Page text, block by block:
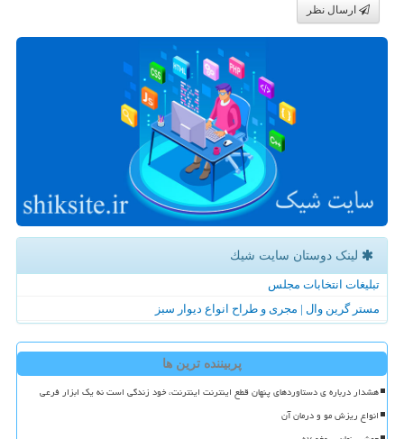
ارسال نظر
لینک دوستان سایت شیك
تبلیغات انتخابات مجلس
مستر گرین وال | مجری و طراح انواع دیوار سبز
پربیننده ترین ها
هشدار درباره ی دستاوردهای پنهان قطع اینترنت اینترنت، خود زندگی است نه یک ابزار فرعی
انواع ریزش مو و درمان آن